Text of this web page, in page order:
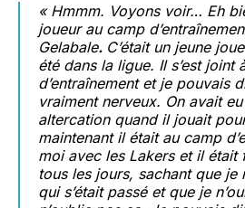
« Hmmm. Voyons voir… Eh
joueur au camp
Gelabale. C’était un jeune
été dans la ligue. Il s’est joint
d’entraînement et je pouvais
vraiment nerveux. On avait
altercation quand il jouait
maintenant il était au camp
moi avec les Lakers et il
tous les jours, sachant que je
qui s’était passé et que je